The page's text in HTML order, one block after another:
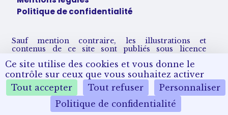
Politique de confidentialité
Sauf mention contraire, les illustrations et
contenus de ce site sont publiés sous licence
Vous pouvez les partager et adapter sous condition
de nous créditer et partager vos remix sous les
mêmes conditions de licence.
Ce site utilise des cookies et vous donne le
contrôle sur ceux que vous souhaitez activer
Tout accepter
Tout refuser
Personnaliser
Politique de confidentialité